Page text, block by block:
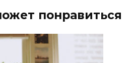
понравиться